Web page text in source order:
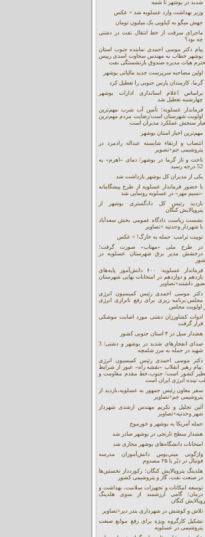
شدید در بوشهر تا شنبه
وزیر بهداشت وارد عسلویه شد + عکس
جهش میگو به کیلویی یک میلیون تومان
ماجرای سرقت از خط انتقال نفت در دشتی
چه بود؟
پیام دکتر موسی احمدی نماینده جنوب استان
بوشهر خطاب به مهندس سخاوت اسدی رییس
هیات مدیره صندوق بازنشستگی نفت
اولین مصاحبه سرپرست جدید مالیاتی بوشهر
گرما، کارمندان پارس جنوبی را تعطیل کرد
براساس اعلام استانداری ادارات بوشهر
چهارشنبه تعطیل شد
فرماندار عسلویه؛ تأمین آب شرب مهم‌ترین
اولویت شهرستان است/رضایت مردم مهم‌ترین
سنجش عملکرد مدیران است
مهم‌ترین اخبار استان بوشهر
انتصاب و ارتقاء شایسته عبداله رادمرد در
پتروشیمی جم+تصویر
تاخت و تاز گرما در بوشهر/ دمای «اهرم» به
52 درجه رسید
یکی از مدیران کل بوشهر بازداشت شد
با حضور فرماندار عسلویه از طرح پیشگامانه
«نسیم مهر» در عسلویه رونمایی شد
بازدید رئیس کل دادگستری بوشهر از
پتروپالایش کنگان
نشست ریاست دادگاه عمومی بخش سعدآباد
با شهردار وحدتیه +تصاویر
توییت ترامپ: حمله به خارگ! + عکس
در طرح ملی «مهتاب» صورت گرفت؛
درخشش مدیر برق شهرستان عسلویه در
فرماندار عسلویه: ۶۰۰ دانش‌آموز پایه‌های
یازدهم و دوازدهم در امتحانات نهایی شهرستان
داشتند+تصاویر
دکتر موسی احمدی رئیس کمیسیون انرژی
مجلس:برنامه ریزی برای رفع ناترازی انرژی
اولویت مجلس
ادوات کشاورزان دشتی مورد اصابت موشکی
قرار گرفت
هشدار سیل در ۴ استان جنوبی کشور
صدای انفجارهای شدید در بوشهر و دشتی/ 3
شهید در حمله به مرز شلمچه
دکتر موسی احمدی رئیس کمیسیون انرژی
:پیام رهبر انقلاب «نقشه راه» عبور از شرایط
کشور است/ جنوب،خط مقدم مقاومت و
تپنده انرژی ایران است
سفر معاون رئیس جمهور به عسلویه،بازدید از
پتروشیمی جم+تصاویر
آئین تجلیل و تکریم مهندس ارشدی شهردار
شهر وحدتیه+تصاویر
حمله آمریکا به بوشهر و خورموج
هشدار سطح نارنجی در بوشهر صادر شد
امتحانات دانشگاه‌های بوشهر مجازی شد
واژگونی مینی‌بوس دانش‌آموزان مدرسه
فوتبال در دیّر با ۲۵ مصدوم
هلدینگ پتروپالایش کنگان؛ رکورددار نخستین‌ها
در صنعت نفت، گاز و پتروشیمی کشور
توسعه امکانات و تجهیزات سلامت، بهداشت و
درمان؛ گامی ارزشمند از سوی هلدینگ
کنگان
تلاش و کوشش در شهرداری بندر دیر+تصاویر
تشکیل کارگروه ویژه برای رفع موانع صنعت
پتروشیمی در عسلویه